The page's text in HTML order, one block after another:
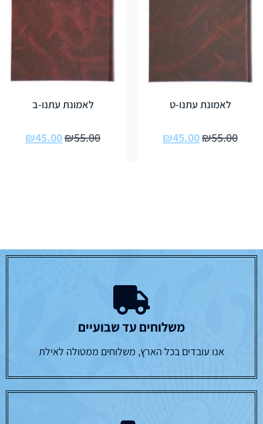
לאמונת עתנו-ט
₪55.00
₪45.00
לאמונת עתנו-ב
₪55.00
₪45.00
משלוחים עד שבועיים
אנו עובדים בכל הארץ, משלוחים ממטולה לאילת